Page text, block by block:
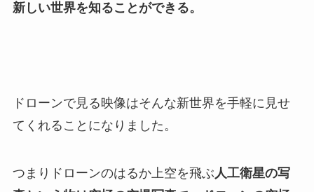
新しい世界を知ることができる。
ドローンで見る映像はそんな新世界を手軽に見せ
てくれることになりました。
つまりドローンのはるか上空を飛ぶ 人工衛星の写